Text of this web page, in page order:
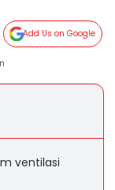
Add Us on Google
ventilasi